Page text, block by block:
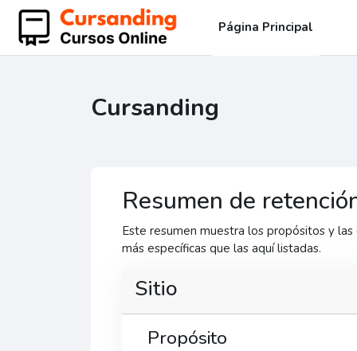
Salta al contenido principal
Página Principal
Cursanding
Resumen de
Este resumen muestra los propósitos y
más específicas que las aquí listadas.
Sitio
Propósito